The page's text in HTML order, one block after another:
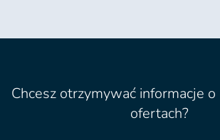
Chcesz otrzymywać informacje
ofertach?